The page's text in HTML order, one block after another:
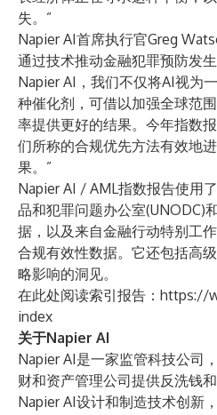
失。”
Napier AI首席执行官Greg
通过技术推动金融犯罪预防发
Napier AI，我们不仅将AI视为
种催化剂，可借以加强全球范
率提供更好的结果。今年指数
们所称的合规优先方法有效地
果。”
Napier AI / AML指数报告使用
品和犯罪问题办公室(UNODC)
据，以及来自金融行动特别工
合规有效性数据。它还包括高
略影响的洞见。
在此处阅读索引报告： https://
index
关于Napier AI
Napier AI是一家监管科技公司
财和资产管理公司提供反洗钱
Napier AI设计和制造技术创新